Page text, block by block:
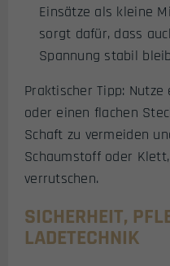
Einsätze als kleine
sorgt dafür, dass
Spannung stabil
Praktischer Tipp:
oder einen flachen
Schaft zu vermeiden
Schaumstoff oder
verrutschen.
SICHERHEIT,
LADETECHNIK